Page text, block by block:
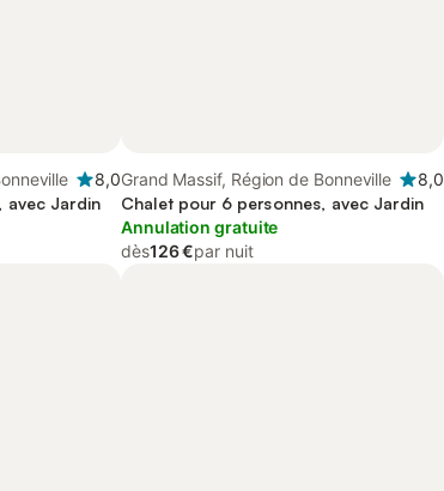
8,0
avec Jardin
Grand Massif, Région de Bonneville
8,0
Chalet pour 6 personnes, avec Jardin
Annulation gratuite
dès126 €par nuit